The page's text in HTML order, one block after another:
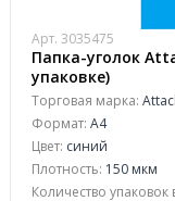
Арт. 3035475
Папка-уголок
упаковке)
Торговая марка:
Формат: A4
Цвет: синий
Плотность: 150 мкм
Количество упаковок